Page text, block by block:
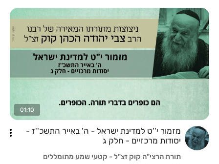
01:10
מזמור י''ט למדינת ישראל - ה' באייר התשכ''ז -
יסודות מרכזיים - חלק ג
תורת הרצי"ה קוק זצ"ל - קטעי שמע מתומללים